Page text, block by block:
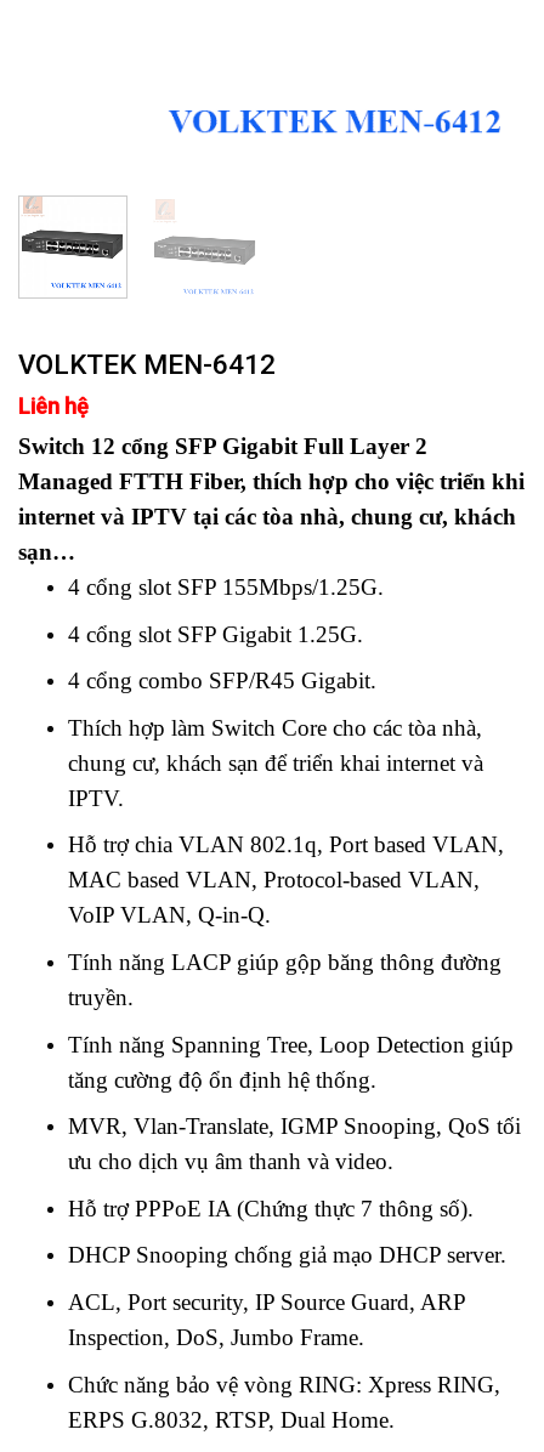
VOLKTEK MEN-6412
Liên hệ
Switch 12 cổng SFP Gigabit Full Layer 2
Managed FTTH Fiber, thích hợp cho việc triển khi
internet và IPTV tại các tòa nhà, chung cư, khách
sạn…
4 cổng slot SFP 155Mbps/1.25G.
4 cổng slot SFP Gigabit 1.25G.
4 cổng combo SFP/R45 Gigabit.
Thích hợp làm Switch Core cho các tòa nhà,
chung cư, khách sạn để triển khai internet và
IPTV.
Hỗ trợ chia VLAN 802.1q, Port based VLAN,
MAC based VLAN, Protocol-based VLAN,
VoIP VLAN, Q-in-Q.
Tính năng LACP giúp gộp băng thông đường
truyền.
Tính năng Spanning Tree, Loop Detection giúp
tăng cường độ ổn định hệ thống.
MVR, Vlan-Translate, IGMP Snooping, QoS tối
ưu cho dịch vụ âm thanh và video.
Hỗ trợ PPPoE IA (Chứng thực 7 thông số).
DHCP Snooping chống giả mạo DHCP server.
ACL, Port security, IP Source Guard, ARP
Inspection, DoS, Jumbo Frame.
Chức năng bảo vệ vòng RING: Xpress RING,
ERPS G.8032, RTSP, Dual Home.